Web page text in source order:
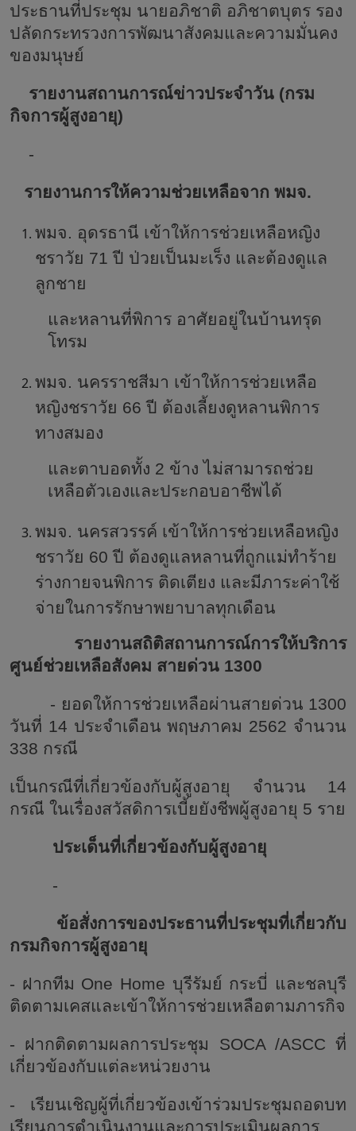
ประธานที่ประชุม นายอภิชาติ อภิชาตบุตร รอง
ปลัดกระทรวงการพัฒนาสังคมและความมั่นคง
ของมนุษย์
รายงานสถานการณ์ข่าวประจำวัน (กรม
กิจการผู้สูงอายุ)
-
รายงานการให้ความช่วยเหลือจาก พมจ.
พมจ. อุดรธานี เข้าให้การช่วยเหลือหญิง
ชราวัย 71 ปี ป่วยเป็นมะเร็ง และต้องดูแล
ลูกชาย
และหลานที่พิการ อาศัยอยู่ในบ้านทรุด
โทรม
พมจ. นครราชสีมา เข้าให้การช่วยเหลือ
หญิงชราวัย 66 ปี ต้องเลี้ยงดูหลานพิการ
ทางสมอง
และตาบอดทั้ง 2 ข้าง ไม่สามารถช่วย
เหลือตัวเองและประกอบอาชีพได้
พมจ. นครสวรรค์ เข้าให้การช่วยเหลือหญิง
ชราวัย 60 ปี ต้องดูแลหลานที่ถูกแม่ทำร้าย
ร่างกายจนพิการ ติดเตียง และมีภาระค่าใช้
จ่ายในการรักษาพยาบาลทุกเดือน
รายงานสถิติสถานการณ์การให้บริการ
ศูนย์ช่วยเหลือสังคม สายด่วน 1300
- ยอดให้การช่วยเหลือผ่านสายด่วน 1300
วันที่ 14 ประจำเดือน พฤษภาคม 2562 จำนวน
338 กรณี
เป็นกรณีที่เกี่ยวข้องกับผู้สูงอายุ จำนวน 14
กรณี ในเรื่องสวัสดิการเบี้ยยังชีพผู้สูงอายุ 5 ราย
ประเด็นที่เกี่ยวข้องกับผู้สูงอายุ
-
ข้อสั่งการของประธานที่ประชุมที่เกี่ยวกับ
กรมกิจการผู้สูงอายุ
- ฝากทีม One Home บุรีรัมย์ กระบี่ และชลบุรี
ติดตามเคสและเข้าให้การช่วยเหลือตามภารกิจ
- ฝากติดตามผลการประชุม SOCA /ASCC ที่
เกี่ยวข้องกับแต่ละหน่วยงาน
- เรียนเชิญผู้ที่เกี่ยวข้องเข้าร่วมประชุมถอดบท
เรียนการดำเนินงานและการประเมินผลการ